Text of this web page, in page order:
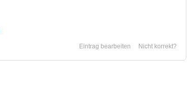
Nicht korrekt?
Eintrag bearbeiten